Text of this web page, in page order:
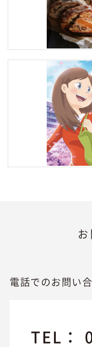
電話でのお問い
TEL：